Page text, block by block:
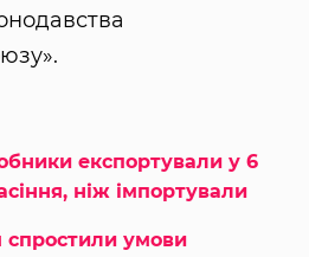
експортували у 6
ніж імпортували
спростили умови